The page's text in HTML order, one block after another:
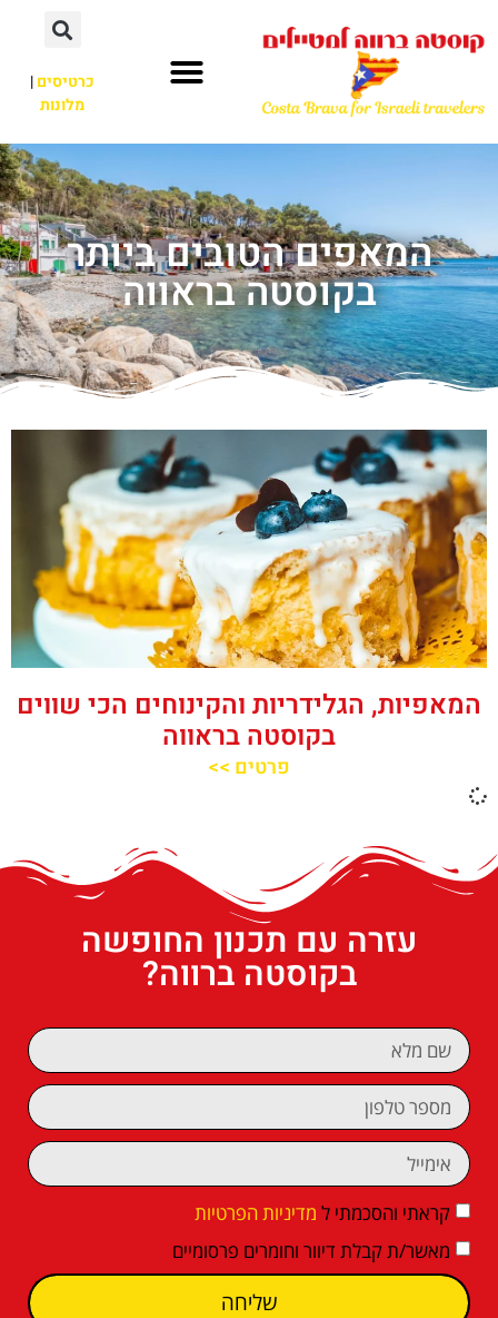
כרטיסים|
מלונות
המאפים הטובים ביותר
בקוסטה בראווה
המאפיות, הגלידריות והקינוחים הכי שווים
בקוסטה בראווה
פרטים >>
עזרה עם תכנון החופשה
בקוסטה ברווה?
קראתי והסכמתי ל מדיניות הפרטיות
מאשר/ת קבלת דיוור וחומרים פרסומיים
שליחה